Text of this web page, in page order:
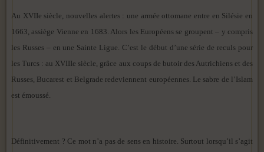
Au XVIIe siècle, nouvelles alertes : une armée ottomane entre en Silésie en
1663, assiège Vienne en 1683. Alors les Européens se groupent – y compris
les Russes – en une Sainte Ligue. C’est le début d’une série de reculs pour
les Turcs : au XVIIIe siècle, grâce aux coups de butoir des Autrichiens et des
Russes, Bucarest et Belgrade redeviennent européennes. Le sabre de l’Islam
est émoussé.
Définitivement ? Ce mot n’a pas de sens en histoire. Surtout lorsqu’il s’agit